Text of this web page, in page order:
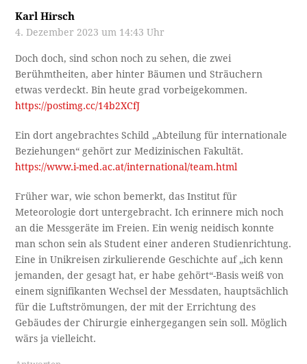
Karl Hirsch
4. Dezember 2023 um 14:43 Uhr
Doch doch, sind schon noch zu sehen, die zwei
Berühmtheiten, aber hinter Bäumen und Sträuchern
etwas verdeckt. Bin heute grad vorbeigekommen.
https://postimg.cc/14b2XCfJ
Ein dort angebrachtes Schild „Abteilung für internationale
Beziehungen“ gehört zur Medizinischen Fakultät.
https://www.i-med.ac.at/international/team.html
Früher war, wie schon bemerkt, das Institut für
Meteorologie dort untergebracht. Ich erinnere mich noch
an die Messgeräte im Freien. Ein wenig neidisch konnte
man schon sein als Student einer anderen Studienrichtung.
Eine in Unikreisen zirkulierende Geschichte auf „ich kenn
jemanden, der gesagt hat, er habe gehört“-Basis weiß von
einem signifikanten Wechsel der Messdaten, hauptsächlich
für die Luftströmungen, der mit der Errichtung des
Gebäudes der Chirurgie einhergegangen sein soll. Möglich
wärs ja vielleicht.